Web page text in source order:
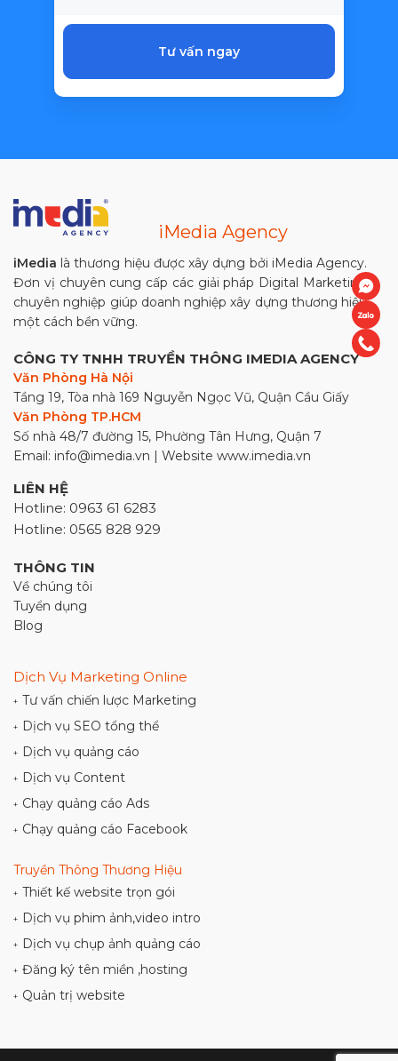
Tư vấn ngay
iMedia Agency
iMedia là thương hiệu được xây dựng bởi iMedia Agency.
Đơn vị chuyên cung cấp các giải pháp Digital Marketing
chuyên nghiệp giúp doanh nghiệp xây dựng thương hiệu
một cách bền vững.
CÔNG TY TNHH TRUYỀN THÔNG IMEDIA AGENCY
Văn Phòng Hà Nội
Tầng 19, Tòa nhà 169 Nguyễn Ngọc Vũ, Quận Cầu Giấy
Văn Phòng TP.HCM
Số nhà 48/7 đường 15, Phường Tân Hưng, Quận 7
Email: info@imedia.vn | Website www.imedia.vn
LIÊN HỆ
Hotline: 0963 61 6283
Hotline: 0565 828 929
THÔNG TIN
Về chúng tôi
Tuyển dụng
Blog
Dịch Vụ Marketing Online
+ Tư vấn chiến lược Marketing
+ Dịch vụ SEO tổng thể
+ Dịch vụ quảng cáo
+ Dịch vụ Content
+ Chạy quảng cáo Ads
+ Chạy quảng cáo Facebook
Truyền Thông Thương Hiệu
+ Thiết kế website trọn gói
+ Dịch vụ phim ảnh,video intro
+ Dịch vụ chụp ảnh quảng cáo
+ Đăng ký tên miền ,hosting
+ Quản trị website